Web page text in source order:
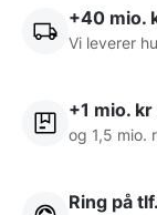
+40 mio.
Vi leverer
+1 mio.
og 1,5 mio.
Ring på